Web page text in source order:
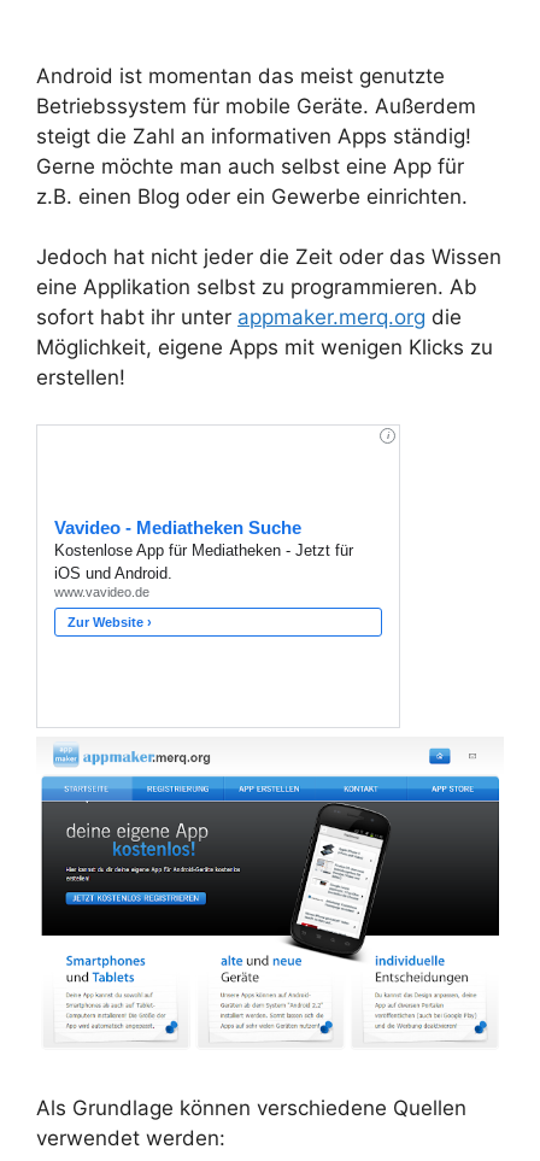
Android ist momentan das meist genutzte
Betriebssystem für mobile Geräte. Außerdem
steigt die Zahl an informativen Apps ständig!
Gerne möchte man auch selbst eine App für
z.B. einen Blog oder ein Gewerbe einrichten.
Jedoch hat nicht jeder die Zeit oder das Wissen
eine Applikation selbst zu programmieren. Ab
sofort habt ihr unter appmaker.merq.org die
Möglichkeit, eigene Apps mit wenigen Klicks zu
erstellen!
Als Grundlage können verschiedene Quellen
verwendet werden: